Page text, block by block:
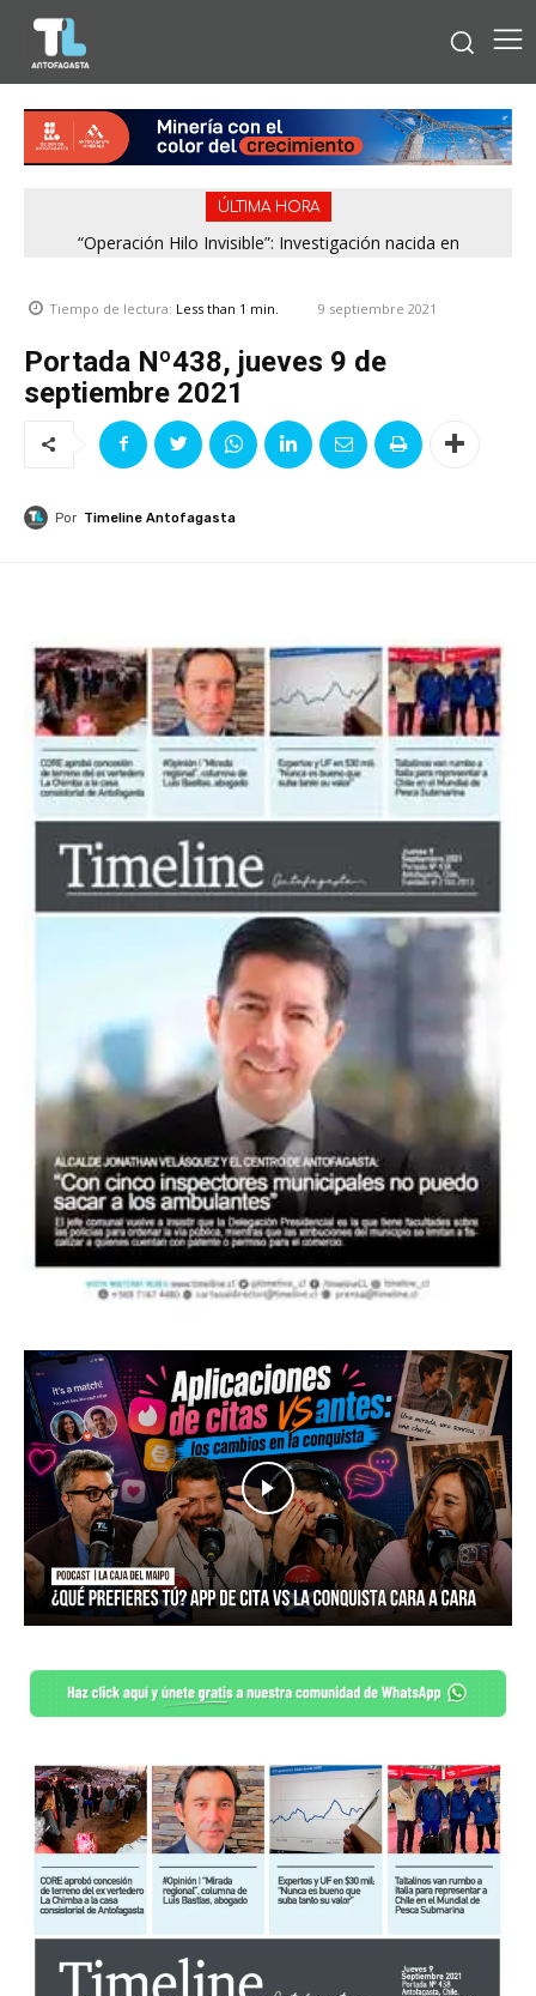
ÚLTIMA HORA
Región de Antofagasta enfrentará nuevo episodio
Tiempo de lectura: Less than 1 min. 9 septiembre 2021
Portada Nº438, jueves 9 de
septiembre 2021
Por Timeline Antofagasta